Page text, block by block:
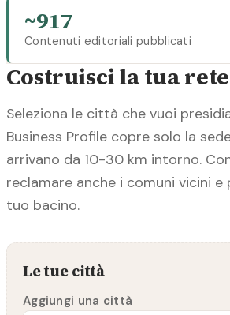
~917
Contenuti editoriali pubblicati
Costruisci la tua rete
Seleziona le città che vuoi
Business Profile copre solo la
arrivano da 10-30 km intorno.
reclamare anche i comuni vicini
tuo bacino.
Le tue città
Aggiungi una città